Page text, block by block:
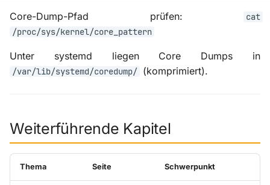
Core-Dump-Pfad prüfen:
cat
/proc/sys/kernel/core_pattern
Unter systemd liegen Core Dumps in
/var/lib/systemd/coredump/ (komprimiert).
Weiterführende Kapitel
Thema Seite Schwerpunkt